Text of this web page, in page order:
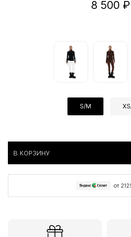
8 500 ₽
S/M
В КОРЗИНУ
от